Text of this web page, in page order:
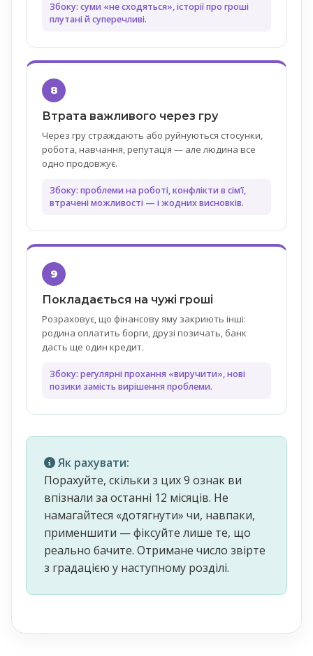
Збоку: суми «не сходяться», історії про гроші
плутані й суперечливі.
8
Втрата важливого через гру
Через гру страждають або руйнуються стосунки,
робота, навчання, репутація — але людина все
одно продовжує.
Збоку: проблеми на роботі, конфлікти в сімʼї,
втрачені можливості — і жодних висновків.
9
Покладається на чужі гроші
Розраховує, що фінансову яму закриють інші:
родина оплатить борги, друзі позичать, банк
дасть ще один кредит.
Збоку: регулярні прохання «виручити», нові
позики замість вирішення проблеми.
Як рахувати:
Порахуйте, скільки з цих 9 ознак ви
впізнали за останні 12 місяців. Не
намагайтеся «дотягнути» чи, навпаки,
применшити — фіксуйте лише те, що
реально бачите. Отримане число звірте
з градацією у наступному розділі.